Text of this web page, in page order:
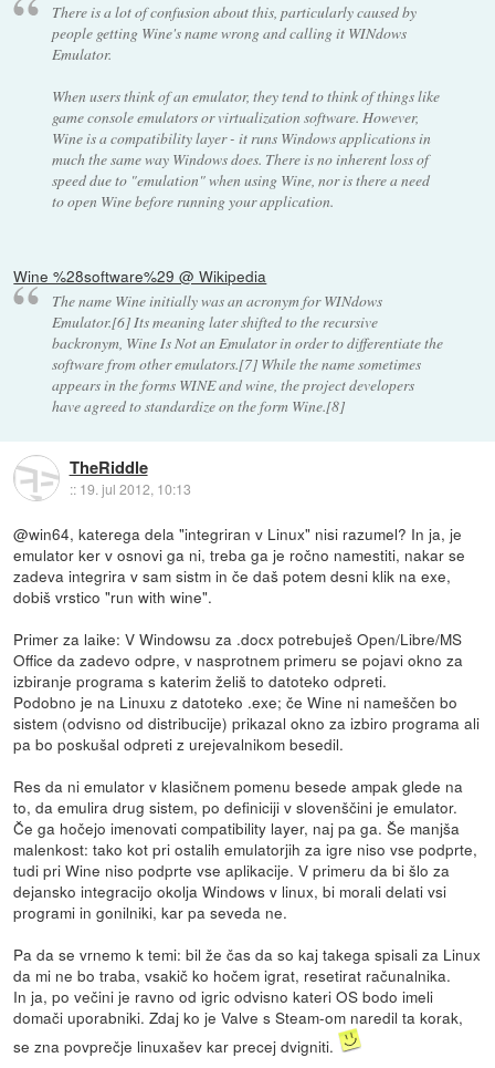
There is a lot of confusion about this, particularly caused by
people getting Wine's name wrong and calling it WINdows
Emulator.
When users think of an emulator, they tend to think of things like
game console emulators or virtualization software. However,
Wine is a compatibility layer - it runs Windows applications in
much the same way Windows does. There is no inherent loss of
speed due to "emulation" when using Wine, nor is there a need
to open Wine before running your application.
Wine %28software%29 @ Wikipedia
The name Wine initially was an acronym for WINdows
Emulator.[6] Its meaning later shifted to the recursive
backronym, Wine Is Not an Emulator in order to differentiate the
software from other emulators.[7] While the name sometimes
appears in the forms WINE and wine, the project developers
have agreed to standardize on the form Wine.[8]
TheRiddle
:: 19. jul 2012, 10:13
@win64, katerega dela "integriran v Linux" nisi razumel? In ja, je
emulator ker v osnovi ga ni, treba ga je ročno namestiti, nakar se
zadeva integrira v sam sistm in če daš potem desni klik na exe,
dobiš vrstico "run with wine".
Primer za laike: V Windowsu za .docx potrebuješ Open/Libre/MS
Office da zadevo odpre, v nasprotnem primeru se pojavi okno za
izbiranje programa s katerim želiš to datoteko odpreti.
Podobno je na Linuxu z datoteko .exe; če Wine ni nameščen bo
sistem (odvisno od distribucije) prikazal okno za izbiro programa ali
pa bo poskušal odpreti z urejevalnikom besedil.
Res da ni emulator v klasičnem pomenu besede ampak glede na
to, da emulira drug sistem, po definiciji v slovenščini je emulator.
Če ga hočejo imenovati compatibility layer, naj pa ga. Še manjša
malenkost: tako kot pri ostalih emulatorjih za igre niso vse podprte,
tudi pri Wine niso podprte vse aplikacije. V primeru da bi šlo za
dejansko integracijo okolja Windows v linux, bi morali delati vsi
programi in gonilniki, kar pa seveda ne.
Pa da se vrnemo k temi: bil že čas da so kaj takega spisali za Linux
da mi ne bo traba, vsakič ko hočem igrat, resetirat računalnika.
In ja, po večini je ravno od igric odvisno kateri OS bodo imeli
domači uporabniki. Zdaj ko je Valve s Steam-om naredil ta korak,
se zna povprečje linuxašev kar precej dvigniti.